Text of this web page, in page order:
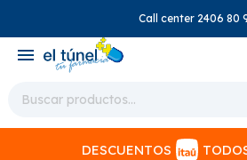
Call center 2406 80
menu
DESCUENTOS
close